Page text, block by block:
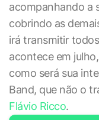
acompanhando a
cobrindo as
irá transmitir
acontece em
como será sua
Band, que não o
Flávio Ricco.